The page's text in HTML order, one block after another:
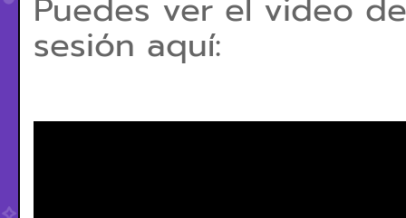
Puedes ver el video
sesión aquí: